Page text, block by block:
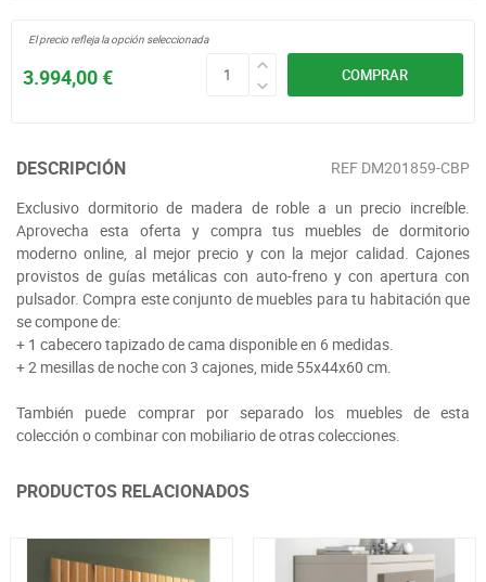
COMPRAR
3.994,00 €
El precio refleja la opción seleccionada
DESCRIPCIÓN REF DM201859-CBP
Exclusivo dormitorio de madera de roble a un precio increíble.
Aprovecha esta oferta y compra tus muebles de dormitorio
moderno online, al mejor precio y con la mejor calidad. Cajones
provistos de guías metálicas con auto-freno y con apertura con
pulsador. Compra este conjunto de muebles para tu habitación que
se compone de:
+ 1 cabecero tapizado de cama disponible en 6 medidas.
+ 2 mesillas de noche con 3 cajones, mide 55x44x60 cm.
También puede comprar por separado los muebles de esta
colección o combinar con mobiliario de otras colecciones.
PRODUCTOS RELACIONADOS